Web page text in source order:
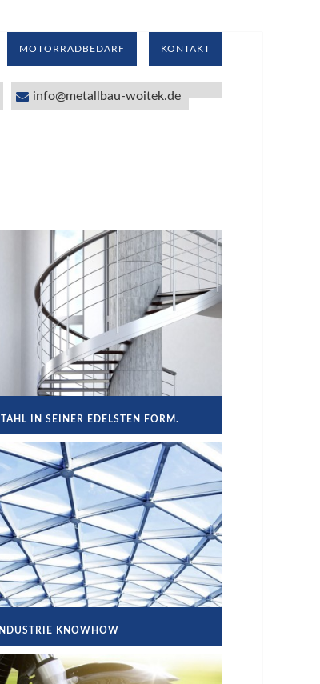
MOTORRADBEDARF KONTAKT
info@metallbau-woitek.de
IN SEINER EDELSTEN FORM.
INDUSTRIE KNOWHOW